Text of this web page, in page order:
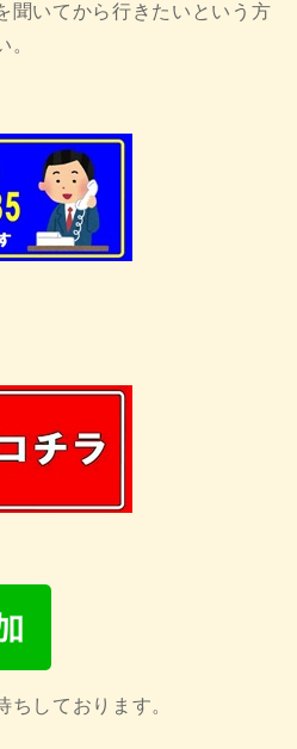
聞いてから行きたいという方
。
ちしております。